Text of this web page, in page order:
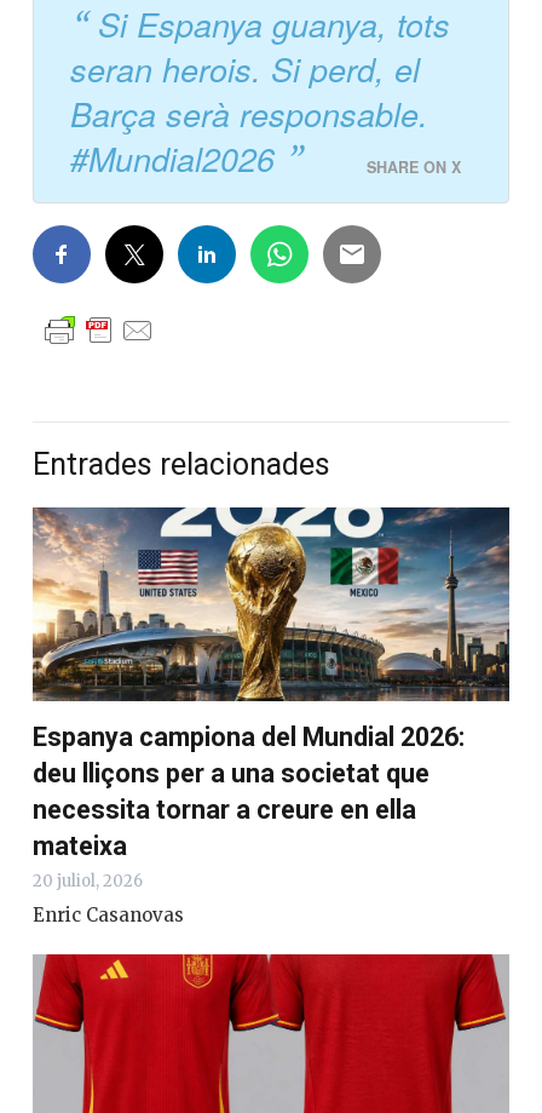
Si Espanya guanya, tots
seran herois. Si perd, el
Barça serà responsable.
#Mundial2026
SHARE ON X
Entrades relacionades
Espanya campiona del Mundial 2026:
deu lliçons per a una societat que
necessita tornar a creure en ella
mateixa
20 juliol, 2026
Enric Casanovas